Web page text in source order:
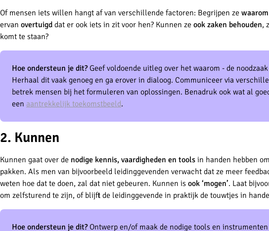
Of mensen iets willen hangt af van verschillende factoren: Begrijpen ze waarom
ervan overtuigd dat er ook iets in zit voor hen? Kunnen ze ook zaken behouden,
komt te staan?
Hoe ondersteun je dit?Geef voldoende uitleg over het waarom - de
Herhaal dit vaak genoeg en ga erover in dialoog. Communiceer via
betrek mensen bij het formuleren van oplossingen. Benadruk ook wat al
een aantrekkelijk toekomstbeeld.
2. Kunnen
Kunnen gaat over de nodige kennis, vaardigheden en tools in handen hebben
pakken. Als men van bijvoorbeeld leidinggevenden verwacht dat ze meer
weten hoe dat te doen, zal dat niet gebeuren. Kunnen is ook ‘mogen’. Laat
om zelfsturend te zijn, of blijft de leidinggevende in praktijk de touwtjes in
Hoe ondersteun je dit?Ontwerp en/of maak de nodige tools en